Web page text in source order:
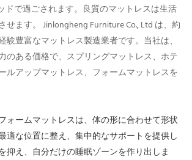
ドで過ごされます。良質のマットレスは生活
ます。 Jinlongheng Furniture Co., Ltd は、約
験豊富なマットレス製造業者です。当社は、
のある価格で、スプリングマットレス、ホテ
ルアップマットレス、フォームマットレスを
ォームマットレスは、体の形に合わせて形状
適な位置に整え、集中的なサポートを提供し
抑え、自分だけの睡眠ゾーンを作り出しま